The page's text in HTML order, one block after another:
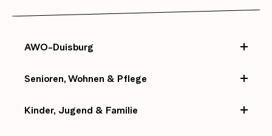
AWO-Duisburg
Senioren, Wohnen & Pflege
Kinder, Jugend & Familie